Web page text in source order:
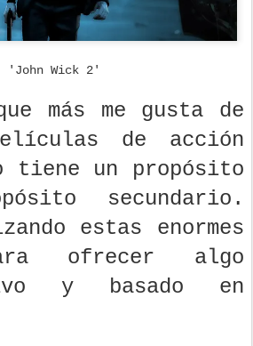
'John Wick 2'
más me gusta de
de acción
tiene un propósito
secundario.
estas enormes
ofrecer algo
y basado en